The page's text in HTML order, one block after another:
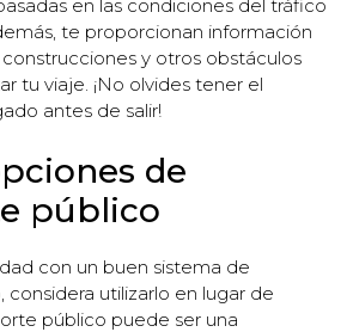
en las condiciones del tráfico
te proporcionan información
y otros obstáculos
tu viaje. ¡No olvides tener el
antes de salir!
de
público
con un buen sistema de
utilizarlo en lugar de
público puede ser una